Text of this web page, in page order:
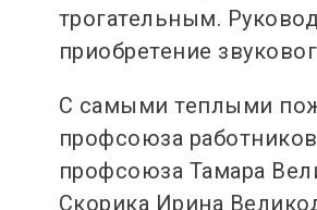
трогательным.
приобретение
С самыми теплыми
профсоюза
профсоюза Тамара
Скорика Ирина